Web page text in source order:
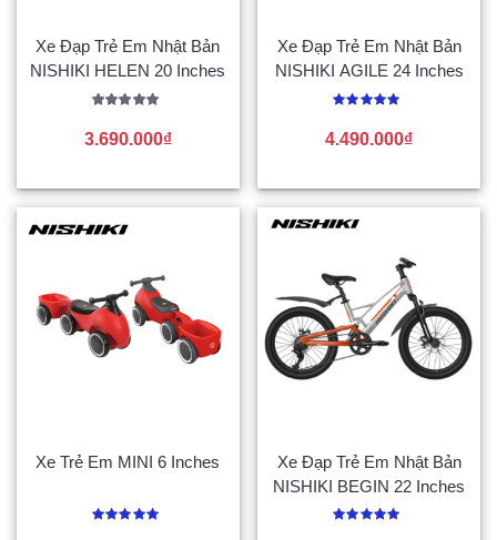
Xe Đạp Trẻ Em Nhật Bản
NISHIKI HELEN 20 Inches
hạng
5.00
3.690.000₫
Xe Đạp Trẻ Em Nhật Bản
NISHIKI AGILE 24 Inches
xếp
hạng
sao
4.490.000₫
Xe Trẻ Em MINI 6 Inches
Xe Đạp Trẻ Em Nhật Bản
NISHIKI BEGIN 22 Inches